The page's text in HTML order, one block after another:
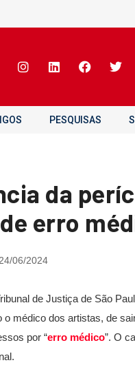
PESQUISAS
da
erro
24/06/2024
de Justiça de São
o médico dos artistas, de
por “erro médico”. O